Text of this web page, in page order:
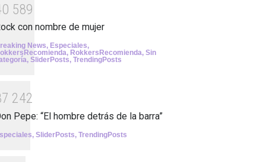
0 589
con nombre de mujer
News, Especiales,
, RokkersRecomienda, Sin
, SliderPosts, TrendingPosts
7 242
Pepe: “El hombre detrás de la barra”
, SliderPosts, TrendingPosts